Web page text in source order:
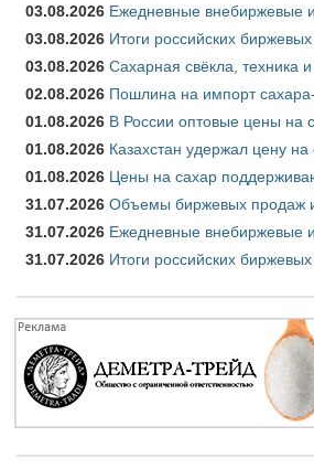
03.08.2026 Ежедневные внебиржевые
03.08.2026 Итоги российских
03.08.2026 Сахарная свёкла, техника
02.08.2026 Пошлина на импорт
01.08.2026 В России оптовые цены на
01.08.2026 Казахстан удержал цену
01.08.2026 Цены на сахар
31.07.2026 Объемы биржевых продаж
31.07.2026 Ежедневные внебиржевые
31.07.2026 Итоги российских